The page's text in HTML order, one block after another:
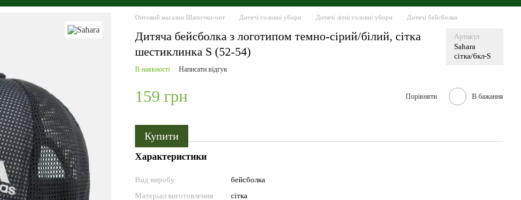
Оптовий магазин Шапочки-опт Дитячі головні убори Дитячі літні головні убори Дитячі бейсболки
Дитяча бейсболка з логотипом темно-сірий/білий, сітка
шестиклинка S (52-54)
Артикул
Sahara
сітка/6кл-S
В наявності Написати відгук
159 грн Порівняти В бажання
Купити
Характеристики
Вид виробу
бейсболка
Матеріал виготовлення
сітка